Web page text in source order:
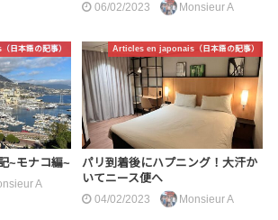
06/02/2023 Monsieur A
日本語の記事）
~モナコ編~
A
Articles en japonais（日本語の記事）
パリ到着後にハプニング！大汗か
いてニース便へ
04/02/2023 Monsieur A